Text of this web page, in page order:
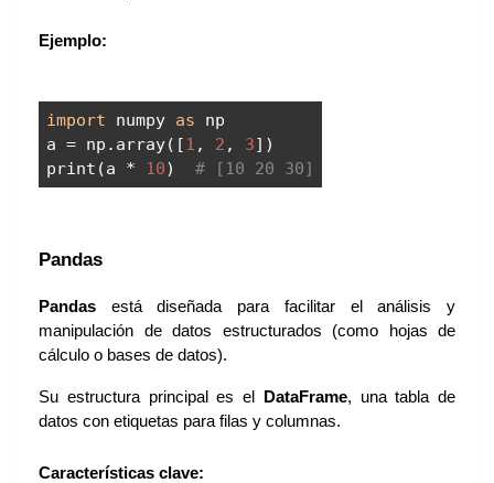
Ejemplo:
import numpy as np
a = np.array([1 , 2 , 3])
print(a * 10) # [10 20 30]
Pandas
Pandas está diseñada para facilitar el análisis y
manipulación de datos estructurados (como hojas de
cálculo o bases de datos).
Su estructura principal es el DataFrame, una tabla de
datos con etiquetas para filas y columnas.
Características clave: